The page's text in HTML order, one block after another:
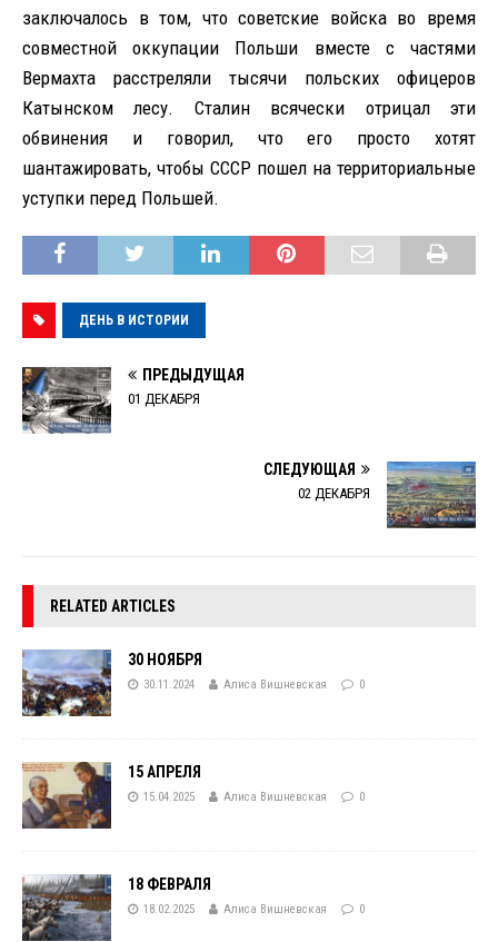
заключалось в том, что советские войска во время
совместной оккупации Польши вместе с частями
Вермахта расстреляли тысячи польских офицеров
Катынском лесу. Сталин всячески отрицал эти
обвинения и говорил, что его просто хотят
шантажировать, чтобы СССР пошел на территориальные
уступки перед Польшей.
ДЕНЬ В ИСТОРИИ
ПРЕДЫДУЩАЯ
01 ДЕКАБРЯ
СЛЕДУЮЩАЯ
02 ДЕКАБРЯ
RELATED ARTICLES
30 НОЯБРЯ
30.11.2024 Алиса Вишневская 0
15 АПРЕЛЯ
15.04.2025 Алиса Вишневская 0
18 ФЕВРАЛЯ
18.02.2025 Алиса Вишневская 0